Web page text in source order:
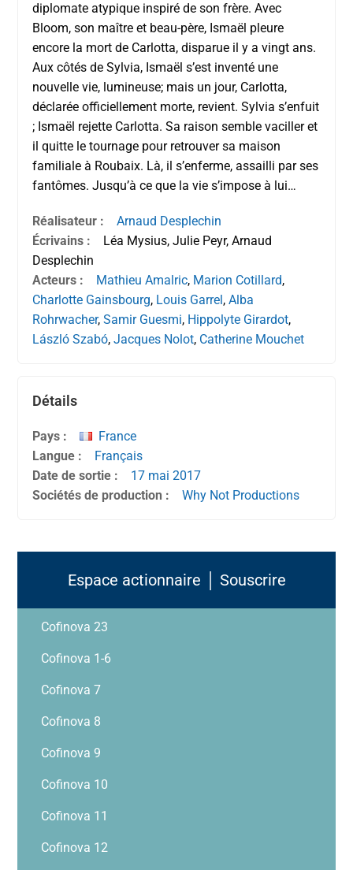
diplomate atypique inspiré de son frère. Avec
Bloom, son maître et beau-père, Ismaël pleure
encore la mort de Carlotta, disparue il y a vingt ans.
Aux côtés de Sylvia, Ismaël s’est inventé une
nouvelle vie, lumineuse; mais un jour, Carlotta,
déclarée officiellement morte, revient. Sylvia s’enfuit
; Ismaël rejette Carlotta. Sa raison semble vaciller et
il quitte le tournage pour retrouver sa maison
familiale à Roubaix. Là, il s’enferme, assailli par ses
fantômes. Jusqu’à ce que la vie s’impose à lui…
Réalisateur :
Arnaud Desplechin
Écrivains :
Léa Mysius, Julie Peyr, Arnaud
Desplechin
Acteurs :
Mathieu Amalric, Marion Cotillard,
Charlotte Gainsbourg, Louis Garrel,Alba
Rohrwacher,Samir Guesmi, Hippolyte Girardot,
László Szabó,Jacques Nolot, Catherine Mouchet
Détails
Pays :
France
Langue :
Français
Date de sortie :
17 mai 2017
Sociétés de production :
Why Not Productions
Espace actionnaire │ Souscrire
Cofinova 23
Cofinova 1-6
Cofinova 7
Cofinova 8
Cofinova 9
Cofinova 10
Cofinova 11
Cofinova 12